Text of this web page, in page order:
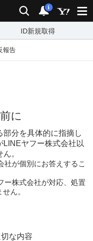
検索 通知
i
ID新規取得
報告
に
分を具体的に指摘し
ヤフー株式会社以
。
が個別にお答えするこ
ー株式会社が対応、処置
ん。
な内容